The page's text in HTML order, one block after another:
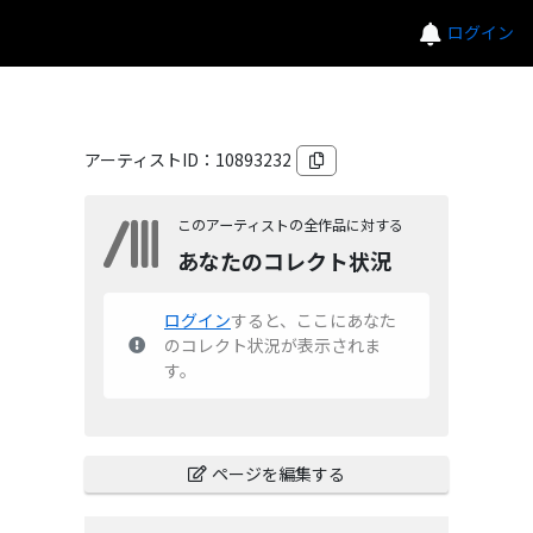
ログイン
アーティストID： 10893232
このアーティストの全作品に対する
あなたのコレクト状況
ログインすると、ここにあなた
のコレクト状況が表示されま
す。
ページを編集する